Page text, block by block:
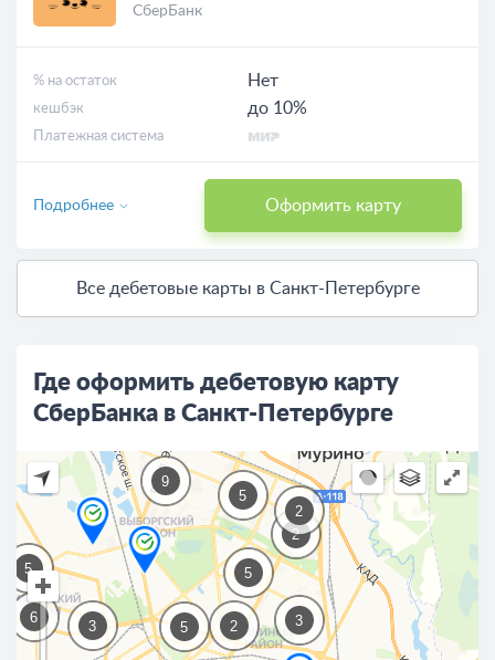
СберБанк
% на остаток Нет
кешбэк до 10%
Платежная система
Оформить карту
Подробнее
Все дебетовые карты в Санкт-Петербурге
Где оформить дебетовую карту
СберБанка в Санкт-Петербурге
6
5
3 5
9
2
5
2
5
3
2
2